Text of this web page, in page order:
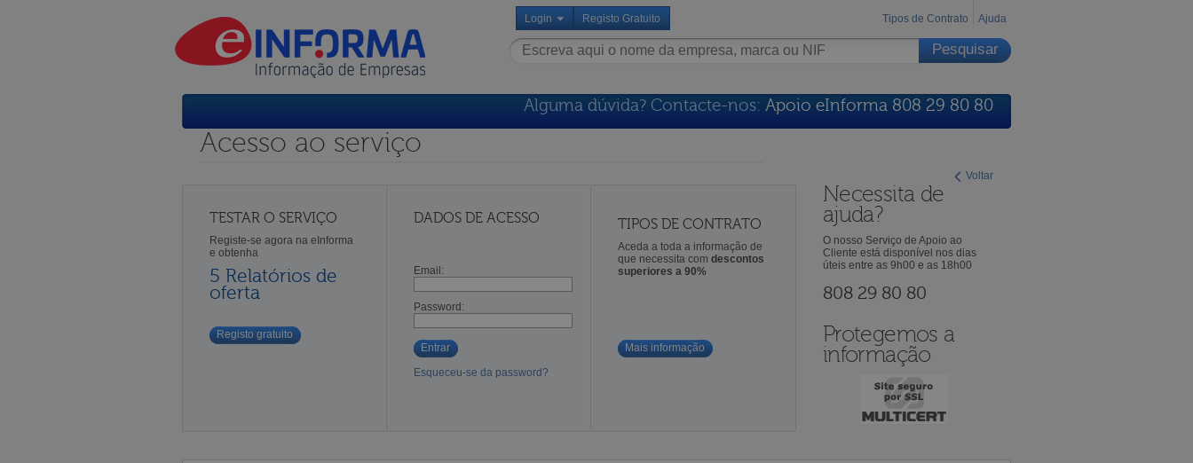
Login Registo Gratuito Tipos de Contrato Ajuda
Alguma dúvida? Contacte-nos: Apoio eInforma 808 29 80 80
Voltar
Acesso ao serviço
TESTAR O SERVIÇO
Registe-se agora na eInforma
e obtenha
5 Relatórios de
oferta
Registo gratuito
DADOS DE ACESSO
Email:
Password:
Entrar
Esqueceu-se da password?
TIPOS DE CONTRATO
Aceda a toda a informação de
que necessita comdescontos
superiores a 90%
Mais informação
Necessita de
ajuda?
O nosso Serviço de Apoio ao
Cliente está disponível nos dias
úteis entre as 9h00 e as 18h00
808 29 80 80
Protegemos a
informação